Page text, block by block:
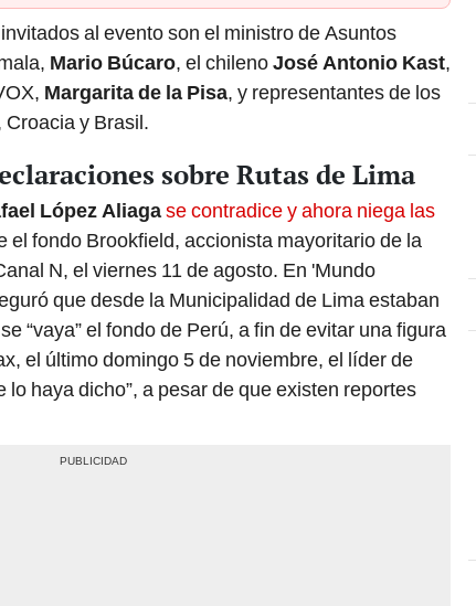
al evento son el ministro de Asuntos
Mario Búcaro, el chilenoJosé Antonio Kast,
Margarita de la Pisa, y representantes de los
y Brasil.
sobre Rutas de Lima
López Aliagase contradice y ahora niega las
el fondo Brookfield, accionista mayoritario de la
N, el viernes 11 de agosto. En 'Mundo
que desde la Municipalidad de Lima estaban
“vaya” el fondo de Perú, a fin de evitar una figura
el último domingo 5 de noviembre, el líder de
lo haya dicho”, a pesar de que existen reportes